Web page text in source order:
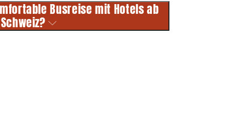
Busreise mit Hotels ab
Schweiz?